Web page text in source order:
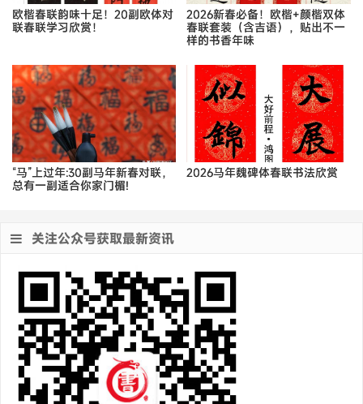
欧楷春联韵味十足！20副欧体对
联春联学习欣赏！
2026新春必备！欧楷+颜楷双体
春联套装（含吉语），贴出不一
样的书香年味
“马”上过年:30副马年新春对联，
总有一副适合你家门楣!
2026马年魏碑体春联书法欣赏
关注公众号获取最新资讯